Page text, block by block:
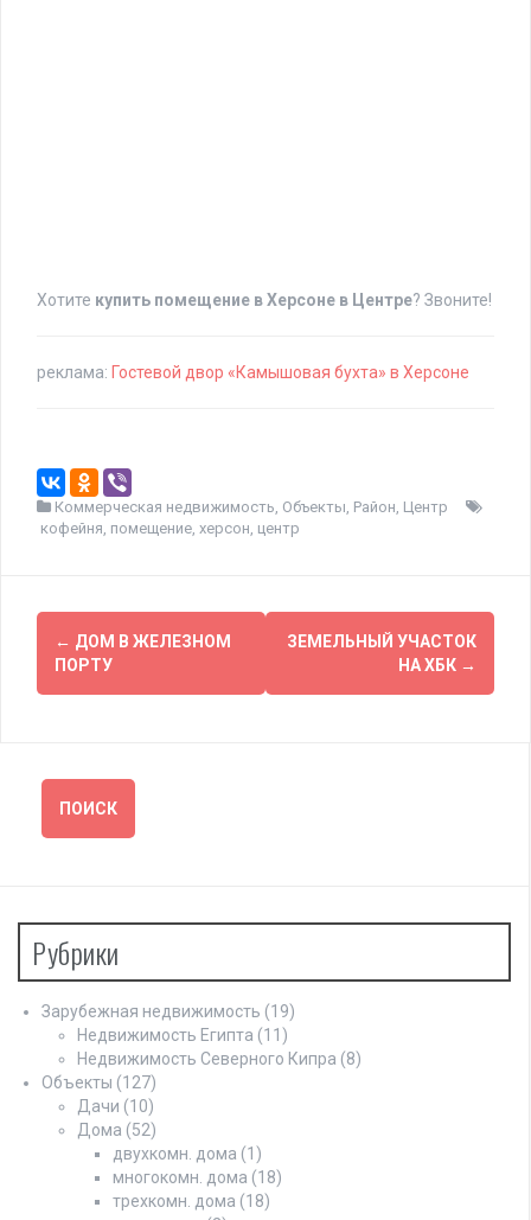
Хотите купить помещение в Херсоне в Центре? Звоните!
реклама: Гостевой двор «Камышовая бухта» в Херсоне
Коммерческая недвижимость, Объекты, Район, Центр
кофейня, помещение, херсон, центр
Навигация
по
← ДОМ В ЖЕЛЕЗНОМ
ПОРТУ
ЗЕМЕЛЬНЫЙ УЧАСТОК
НА ХБК →
Рубрики
Зарубежная недвижимость (19)
Недвижимость Египта (11)
Недвижимость Северного Кипра (8)
Объекты (127)
Дачи (10)
Дома (52)
двухкомн. дома (1)
многокомн. дома (18)
трехкомн. дома (18)